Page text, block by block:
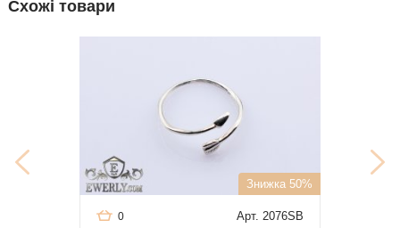
Схожі товари
Знижка 50%
Арт. 2076SB
0